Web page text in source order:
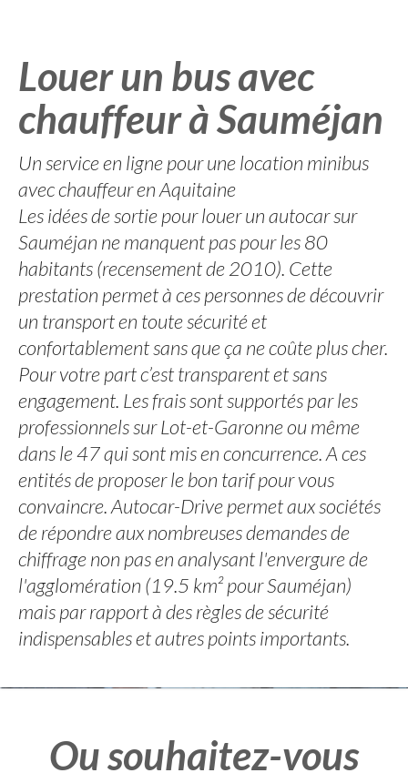
Louer un bus avec
chauffeur à Sauméjan
Un service en ligne pour une location minibus
avec chauffeur en Aquitaine
Les idées de sortie pour louer un autocar sur
Sauméjan ne manquent pas pour les 80
habitants (recensement de 2010). Cette
prestation permet à ces personnes de découvrir
un transport en toute sécurité et
confortablement sans que ça ne coûte plus cher.
Pour votre part c’est transparent et sans
engagement. Les frais sont supportés par les
professionnels sur Lot-et-Garonne ou même
dans le 47 qui sont mis en concurrence. A ces
entités de proposer le bon tarif pour vous
convaincre. Autocar-Drive permet aux sociétés
de répondre aux nombreuses demandes de
chiffrage non pas en analysant l'envergure de
l'agglomération (19.5 km² pour Sauméjan)
mais par rapport à des règles de sécurité
indispensables et autres points importants.
Ou souhaitez-vous